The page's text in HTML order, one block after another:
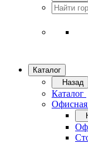
Каталог
Назад
Каталог